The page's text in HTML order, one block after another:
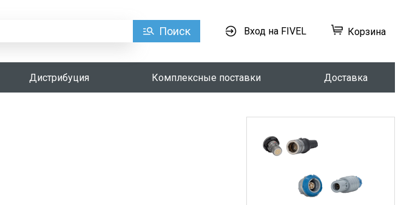
Поиск Вход на FIVEL Корзина
Дистрибуция Комплексные поставки Доставка